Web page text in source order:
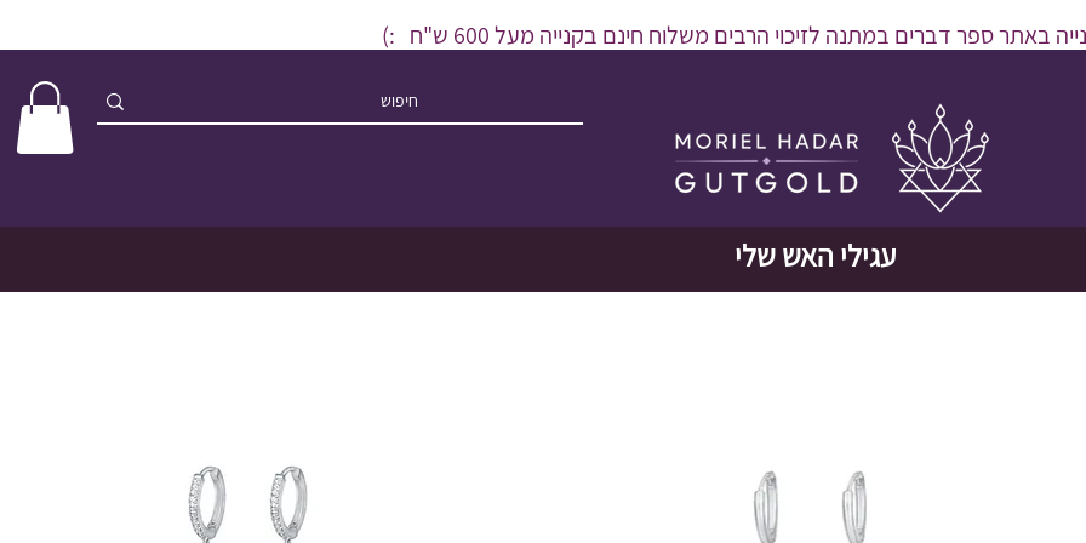
באתר ספר דברים במתנה לזיכוי הרבים משלוח חינם בקנייה מעל 600 ש"ח :)
עגילי האש שלי